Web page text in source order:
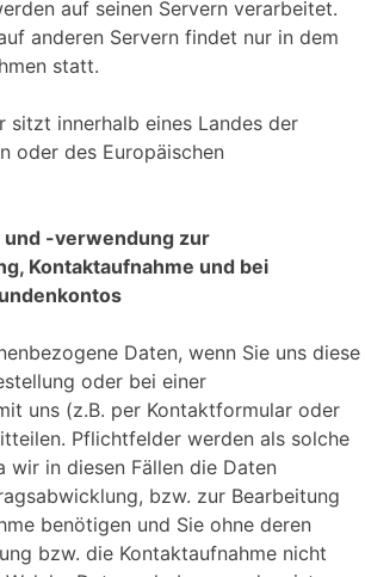
auf seinen Servern verarbeitet.
anderen Servern findet nur in dem
statt.
sitzt innerhalb eines Landes der
oder des Europäischen
und -verwendung zur
Kontaktaufnahme und bei
Daten, wenn Sie uns diese
oder bei einer
uns (z.B. per Kontaktformular oder
Pflichtfelder werden als solche
wir in diesen Fällen die Daten
bzw. zur Bearbeitung
benötigen und Sie ohne deren
bzw. die Kontaktaufnahme nicht